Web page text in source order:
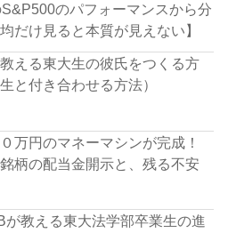
のパフォーマンスから分
だけ見ると本質が見えない】
える東大生の彼氏をつくる方
と付き合わせる方法）
万円のマネーマシンが完成！
柄の配当金開示と、残る不安
が教える東大法学部卒業生の進